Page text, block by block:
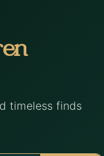
timeless finds